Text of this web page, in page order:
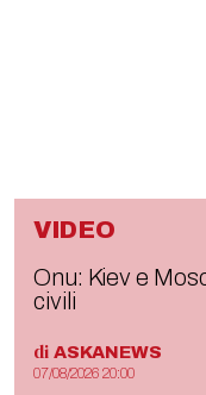
VIDEO
Onu: Kiev e
civili
di ASKANEWS
07/08/2026 20:00